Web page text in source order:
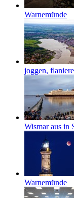
Warnemünde
joggen,
Wismar aus in
Warnemünde